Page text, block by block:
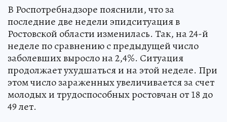
В Роспотребнадзоре пояснили, что за
последние две недели эпидситуация в
Ростовской области изменилась. Так, на 24-й
неделе по сравнению с предыдущей число
заболевших выросло на 2,4%. Ситуация
продолжает ухудшаться и на этой неделе. При
этом число зараженных увеличивается за счет
молодых и трудоспособных ростовчан от 18 до
49 лет.